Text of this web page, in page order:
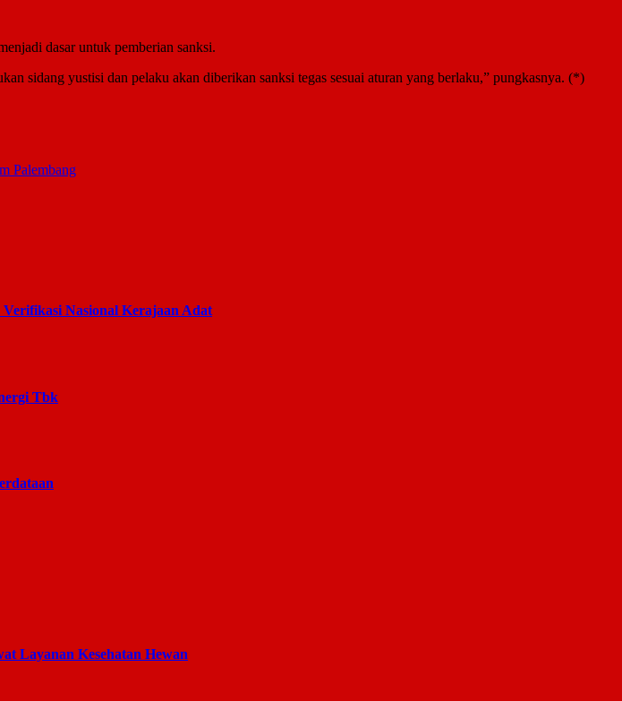
dasar untuk pemberian sanksi.
sidang yustisi dan pelaku akan diberikan sanksi tegas sesuai aturan yang berlaku,” pungkasnya. (*)
Palembang
Nasional Kerajaan Adat
Tbk
Layanan Kesehatan Hewan